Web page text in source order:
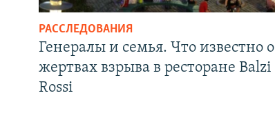
РАССЛЕДОВАНИЯ
Генералы и семья. Что известно о
жертвах взрыва в ресторане Balzi
Rossi